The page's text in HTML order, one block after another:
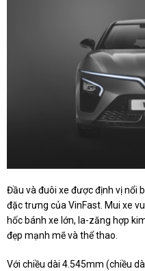
Đầu và đuôi xe được định vị nổi
đặc trưng của VinFast. Mui xe
hốc bánh xe lớn, la-zăng hợp
đẹp mạnh mẽ và thể thao.
Với chiều dài 4.545mm (chiều